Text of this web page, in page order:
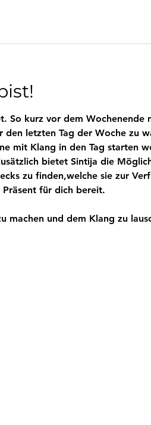
So kurz vor dem
letzten Tag der Woche zu
mit Klang in den Tag starten
bietet Sintija die
zu finden,welche sie zur
für dich bereit.
machen und dem Klang zu